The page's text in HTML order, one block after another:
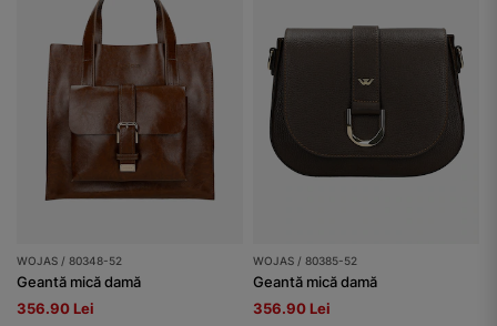
WOJAS / 80348-52
Geantă mică damă
356.90 Lei
WOJAS / 80385-52
Geantă mică damă
356.90 Lei